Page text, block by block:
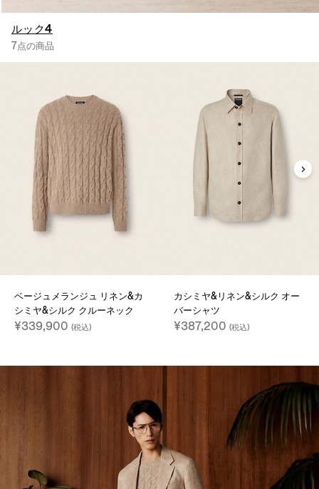
ルック4
7点の商品
ベージュメランジュ リネン&カ
シミヤ&シルク クルーネック
¥339,900 (税込)
カシミヤ&リネン&シルク オー
バーシャツ
¥387,200 (税込)